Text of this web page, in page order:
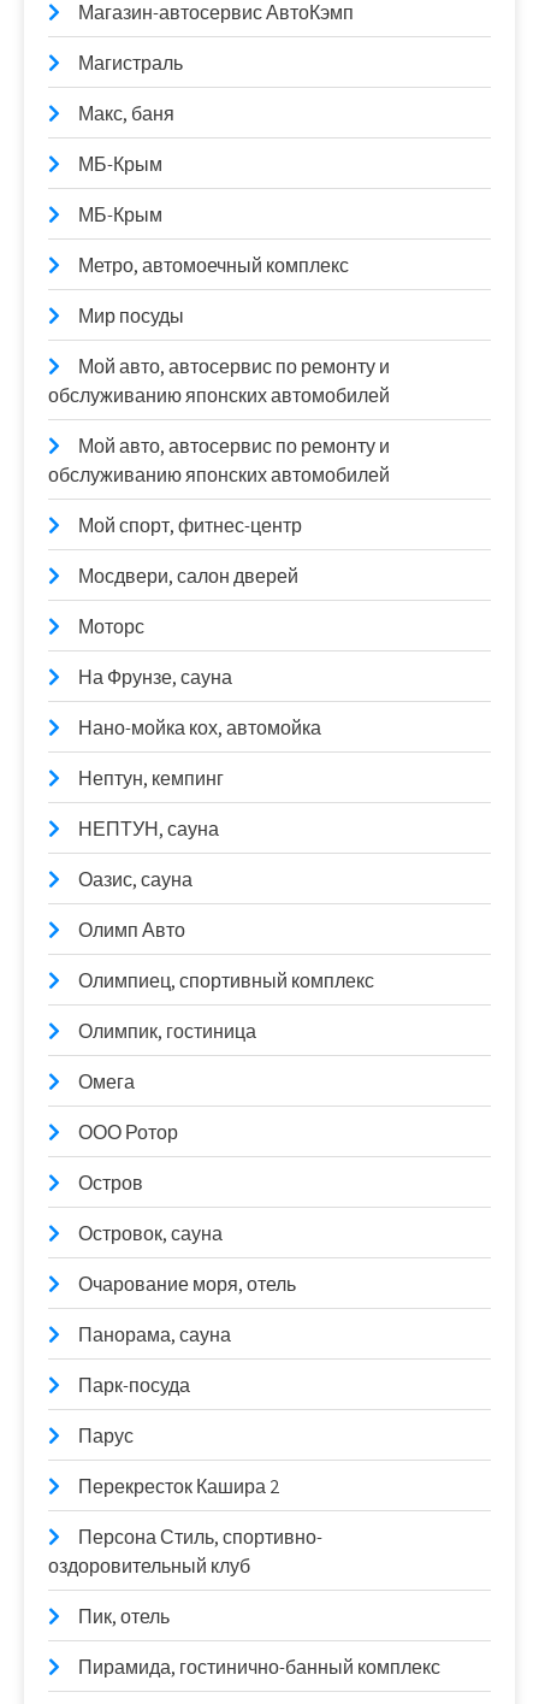
Магазин-автосервис АвтоКэмп
Магистраль
Макс, баня
МБ-Крым
МБ-Крым
Метро, автомоечный комплекс
Мир посуды
Мой авто, автосервис по ремонту и
обслуживанию японских автомобилей
Мой авто, автосервис по ремонту и
обслуживанию японских автомобилей
Мой спорт, фитнес-центр
Мосдвери, салон дверей
Моторс
На Фрунзе, сауна
Нано-мойка кох, автомойка
Нептун, кемпинг
НЕПТУН, сауна
Оазис, сауна
Олимп Авто
Олимпиец, спортивный комплекс
Олимпик, гостиница
Омега
ООО Ротор
Остров
Островок, сауна
Очарование моря, отель
Панорама, сауна
Парк-посуда
Парус
Перекресток Кашира 2
Персона Стиль, спортивно-
оздоровительный клуб
Пик, отель
Пирамида, гостинично-банный комплекс